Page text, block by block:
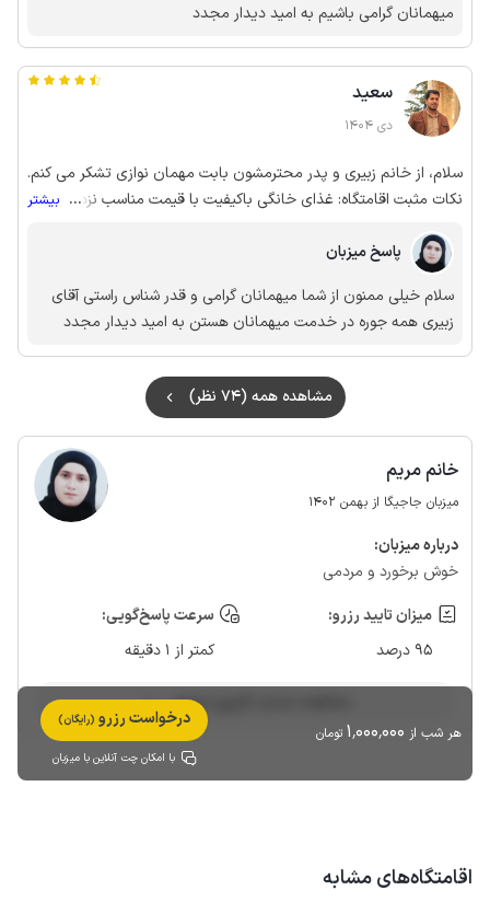
میهمانان گرامی باشیم به امید دیدار مجدد
سعید
دی 1404
سلام، از خانم زبیری و پدر محترمشون بابت مهمان نوازی تشکر می کنم.
نکات مثبت اقامتگاه: غذای خانگی باکیفیت با قیمت مناسب نزدیکی
سهیلی همراهی آقای زبیری جهت بازدید از دیدنیهای جزیره نکته: اگر
قصد اقامت در این روستا داشته، قبل از سفر خودرو جهت گشت در
جزیره هماهنگ کنید. آقای زبیری این کار رو برای ما انجام دادند و باعث
شدند در سری در گشت جزیره نداشته باشیم.
... بیشتر
پاسخ میزبان
سلام خیلی ممنون از شما میهمانان گرامی و قدر شناس راستی آقای
زبیری همه جوره در خدمت میهمانان هستن به امید دیدار مجدد
مشاهده همه (74 نظر)
خانم مریم
میزبان جاجیگا از بهمن 1402
درباره‌ میزبان:
خوش برخورد و مردمی
میزان تایید رزرو:
95 درصد
سرعت پاسخ‌گویی:
کمتر از 1 دقیقه
مشاهده حساب کاربری میزبان
هر شب از 1٬000٬000 تومان
درخواست رزرو (رایگان)
با امکان چت آنلاین با میزبان
اقامتگاه‌های مشابه